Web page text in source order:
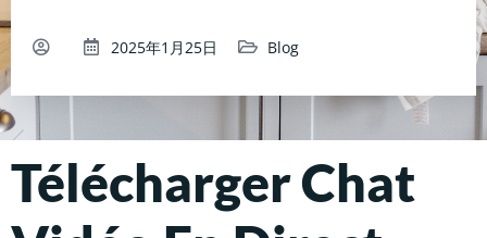
2025年1月25日 Blog
Télécharger Chat